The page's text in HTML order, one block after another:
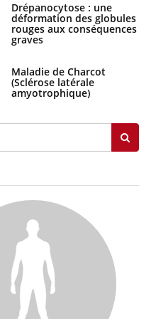
Drépanocytose : une
déformation des globules
rouges aux conséquences
graves
Maladie de Charcot
(Sclérose latérale
amyotrophique)